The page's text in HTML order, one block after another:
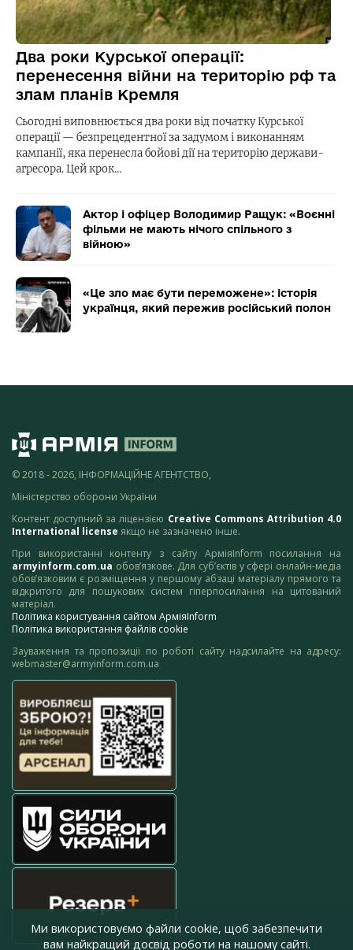
Два роки Курської операції:
перенесення війни на територію рф та
злам планів Кремля
Сьогодні виповнюється два роки від початку Курської
операції — безпрецедентної за задумом і виконанням
кампанії, яка перенесла бойові дії на територію держави-
агресора. Цей крок…
Актор і офіцер Володимир Ращук: «Воєнні
фільми не мають нічого спільного з
війною»
«Це зло має бути переможене»: історія
українця, який пережив російський полон
© 2018 - 2026, ІНФОРМАЦІЙНЕ АГЕНТСТВО,
Міністерство оборони України
Контент доступний за ліцензією Creative Commons Attribution 4.0
International license якщо не зазначено інше.
При використанні контенту з сайту АрміяInform посилання на
armyinform.com.ua обов’язкове. Для суб’єктів у сфері онлайн-медіа
обов’язковим є розміщення у першому абзаці матеріалу прямого та
відкритого для пошукових систем гіперпосилання на цитований
матеріал.
Політика користування сайтом АрміяInform
Політика використання файлів cookie
Зауваження та пропозиції по роботі сайту надсилайте на адресу:
webmaster@armyinform.com.ua
Ми використовуємо файли cookie, щоб забезпечити
вам найкращий досвід роботи на нашому сайті.